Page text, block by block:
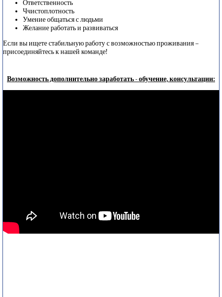
Ответственность
Ччистоплотность
Умение общаться с людьми
Желание работать и развиваться
Если вы ищете стабильную работу с возможностью проживания –
присоединяйтесь к нашей команде!
Возможность дополнительно заработать - обучение, консультации: